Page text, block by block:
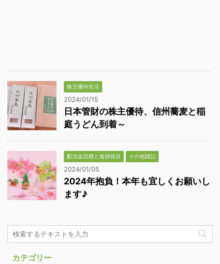
株主優待生活
2024/01/15
日本管財の株主優待、信州蕎麦と稲
庭うどん到着～
配当金目標と進捗状況 その他雑記
2024/01/05
2024年抱負！本年も宜しくお願いし
ます♪
カテゴリー